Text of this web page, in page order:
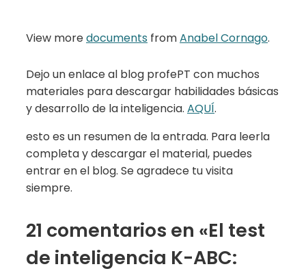
View moredocuments fromAnabel Cornago.
Dejo un enlace al blog profePT con muchos
materiales para descargar habilidades básicas
y desarrollo de la inteligencia. AQUÍ.
esto es un resumen de la entrada. Para leerla
completa y descargar el material, puedes
entrar en el blog. Se agradece tu visita
siempre.
21 comentarios en «El test
de inteligencia K-ABC: